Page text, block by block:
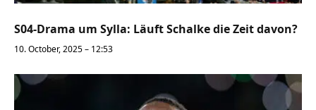
S04-Drama um Sylla: Läuft Schalke die Zeit davon?
10. October, 2025 – 12:53